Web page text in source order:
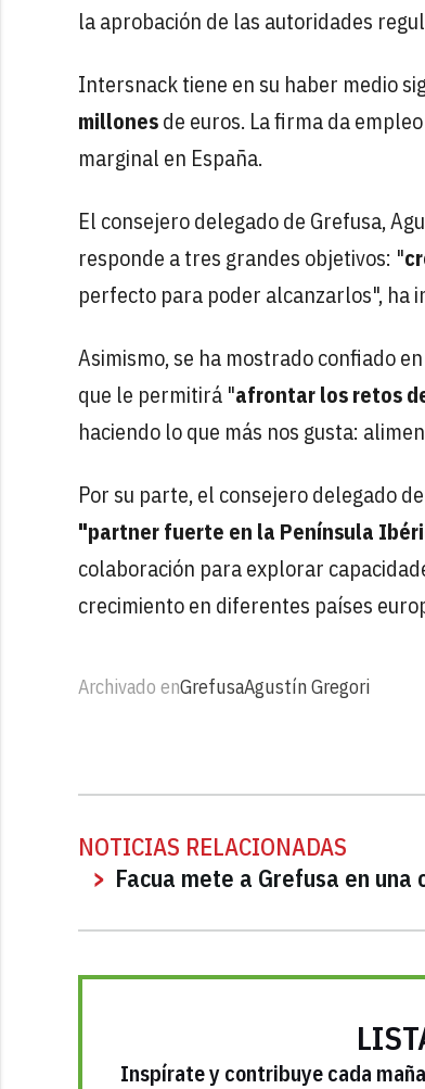
la aprobación de las autoridades
Intersnack tiene en su haber medio
millonesde euros. La firma da
marginal en España.
El consejero delegado de Grefusa,
responde a tres grandes objetivos: "
perfecto para poder alcanzarlos", ha
Asimismo, se ha mostrado confiado
que le permitirá "afrontar los retos
haciendo lo que más nos gusta:
Por su parte, el consejero delegado
"partner fuerte en la Península
colaboración para explorar
crecimiento en diferentes países
Archivado enGrefusaAgustín Gregori
NOTICIAS RELACIONADAS
Facua mete a Grefusa en una
Inspírate y contribuye cada